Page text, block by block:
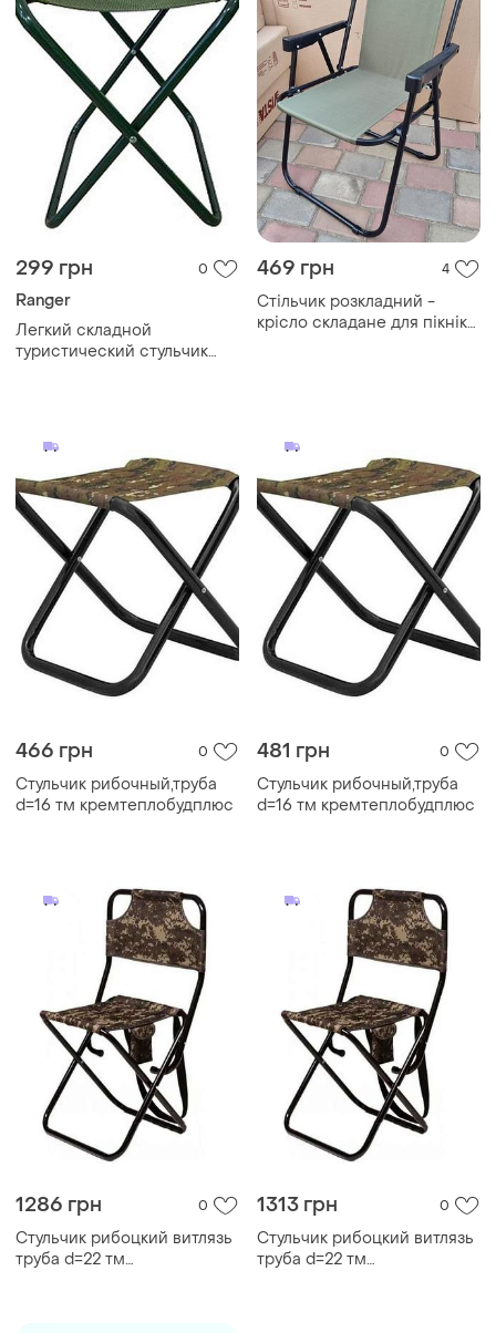
299 грн 0
Ranger
Легкий складной
туристический стульчик
469 грн 4
Стільчик розкладний -
крісло складане для пікніка
466 грн 0
Стульчик рибочный,труба
d=16 тм кремтеплобудплюс
481 грн 0
Стульчик рибочный,труба
d=16 тм кремтеплобудплюс
1286 грн 0
Стульчик рибоцкий витлязь
труба d=22 тм
1313 грн 0
Стульчик рибоцкий витлязь
труба d=22 тм